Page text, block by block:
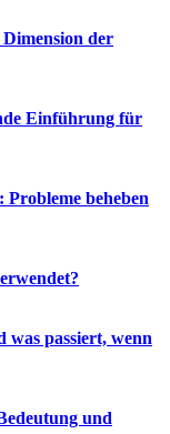
der
Einführung für
beheben
passiert, wenn
und